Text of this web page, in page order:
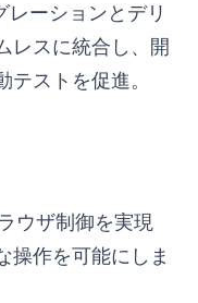
レーションとデリ
レスに統合し、開
ストを促進。
ウザ制御を実現
操作を可能にしま